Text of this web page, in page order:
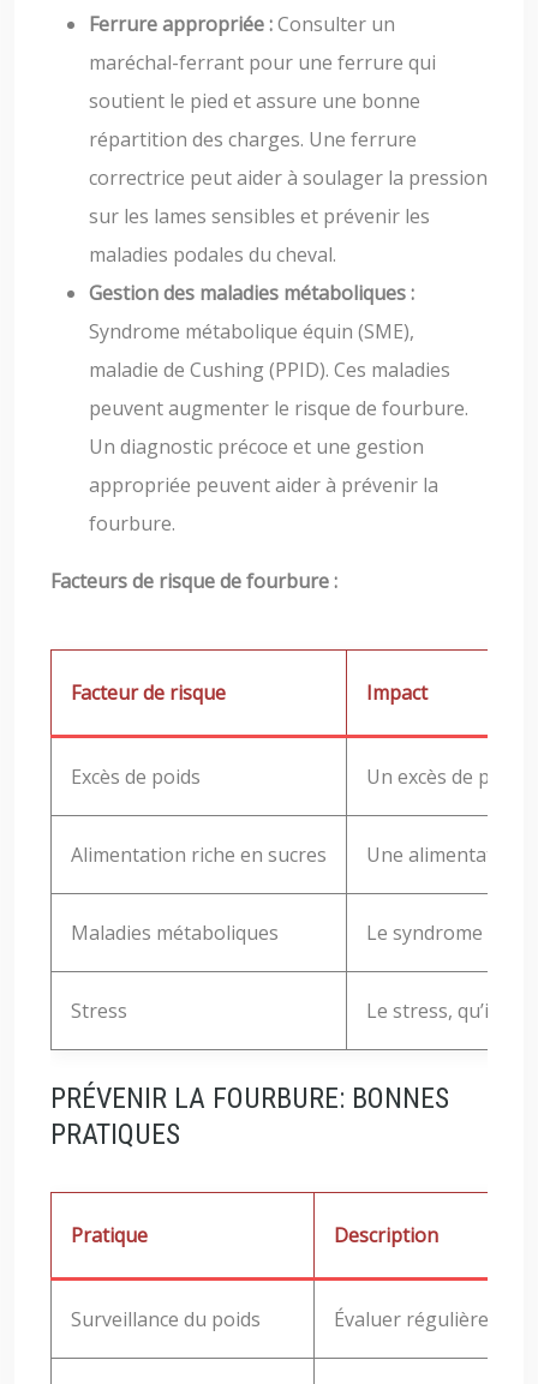
Ferrure appropriée :Consulter un
maréchal-ferrant pour une ferrure qui
soutient le pied et assure une bonne
répartition des charges. Une ferrure
correctrice peut aider à soulager la pression
sur les lames sensibles et prévenir les
maladies podales du cheval.
Gestion des maladies métaboliques :
Syndrome métabolique équin (SME),
maladie de Cushing (PPID). Ces maladies
peuvent augmenter le risque de fourbure.
Un diagnostic précoce et une gestion
appropriée peuvent aider à prévenir la
fourbure.
Facteurs de risque de fourbure :
Facteur de risque Impact
Excès de poids Un excès de
Alimentation riche en sucres Une alimentation
Maladies métaboliques Le syndrome
Stress Le stress, qu’il
PRÉVENIR LA FOURBURE: BONNES
PRATIQUES
Pratique Description
Surveillance du poids Évaluer régulièrement